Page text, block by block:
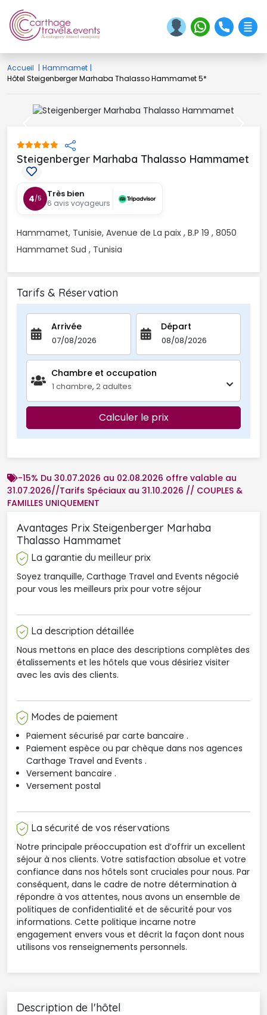
Accueil | Hammamet |
Hôtel Steigenberger Marhaba Thalasso Hammamet 5*
Steigenberger Marhaba Thalasso Hammamet
4/5 Très bien
6 avis voyageurs
Hammamet, Tunisie, Avenue de La paix , B.P 19 , 8050
Hammamet Sud , Tunisia
Tarifs & Réservation
Arrivée Départ
Chambre et occupation
1 chambre, 2adultes
Calculer le prix
-15% Du 30.07.2026 au 02.08.2026 offre valable au
31.07.2026//Tarifs Spéciaux au 31.10.2026 // COUPLES &
FAMILLES UNIQUEMENT
Avantages Prix Steigenberger Marhaba
Thalasso Hammamet
La garantie du meilleur prix
Soyez tranquille, Carthage Travel and Events négocié
pour vous les meilleurs prix pour votre séjour
La description détaillée
Nous mettons en place des descriptions complètes des
étalissements et les hôtels que vous désiriez visiter
avec les avis des clients.
Modes de paiement
Paiement sécurisé par carte bancaire .
Paiement espèce ou par chèque dans nos agences
Carthage Travel and Events .
Versement bancaire .
Versement postal
La sécurité de vos réservations
Notre principale préoccupation est d’offrir un excellent
séjour à nos clients. Votre satisfaction absolue et votre
confiance dans nos hôtels sont cruciales pour nous. Par
conséquent, dans le cadre de notre détermination à
répondre à vos attentes, nous avons un ensemble de
politiques de confidentialité et de sécurité pour vos
informations. Cette politique incarne notre
engagement envers vous et décrit la façon dont nous
utilisons vos renseignements personnels.
Description de l'hôtel